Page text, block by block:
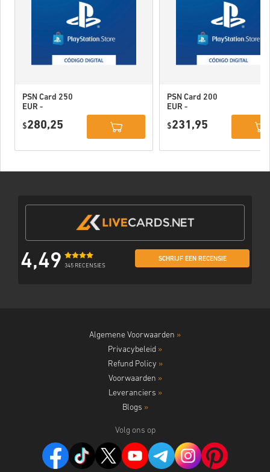
PSN Card 250
EUR -
Network
$280,25
PSN Card 200
EUR -
Network
$231,95
4,49 345 RECENSIES
SCHRIJF EEN RECENSIE
Algemene Voorwaarden »
Privacybeleid »
Refund Policy »
Voorwaarden »
Leveranciers »
Blogs »
Volg ons op